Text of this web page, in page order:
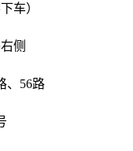
车）
侧
、56路